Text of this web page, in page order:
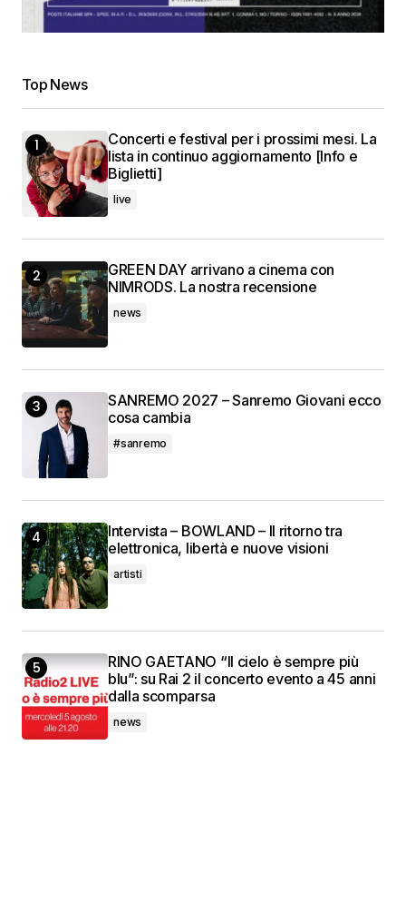
Top News
Concerti e festival per i prossimi mesi. La
lista in continuo aggiornamento [Info e
Biglietti]
live
GREEN DAY arrivano a cinema con
NIMRODS. La nostra recensione
news
SANREMO 2027 – Sanremo Giovani ecco
cosa cambia
#sanremo
Intervista – BOWLAND – Il ritorno tra
elettronica, libertà e nuove visioni
artisti
RINO GAETANO “Il cielo è sempre più
blu”: su Rai 2 il concerto evento a 45 anni
dalla scomparsa
news